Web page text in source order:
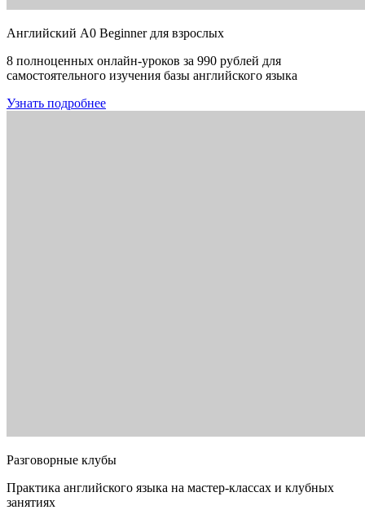
Английский A0 Beginner для взрослых
8 полноценных онлайн-уроков за 990 рублей для
самостоятельного изучения базы английского языка
Узнать подробнее
Разговорные клубы
Практика английского языка на мастер-классах и клубных
занятиях